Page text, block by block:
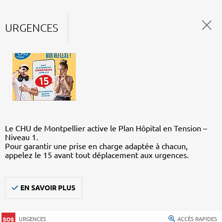
URGENCES
Le CHU de Montpellier active le Plan Hôpital en Tension –
Niveau 1.
Pour garantir une prise en charge adaptée à chacun,
appelez le 15 avant tout déplacement aux urgences.
EN SAVOIR PLUS
URGENCES ACCÈS RAPIDES